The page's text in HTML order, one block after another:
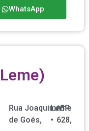
WhatsApp
Rua Joaquim
de Goés,
nº
628,
/
Leme
•
SP